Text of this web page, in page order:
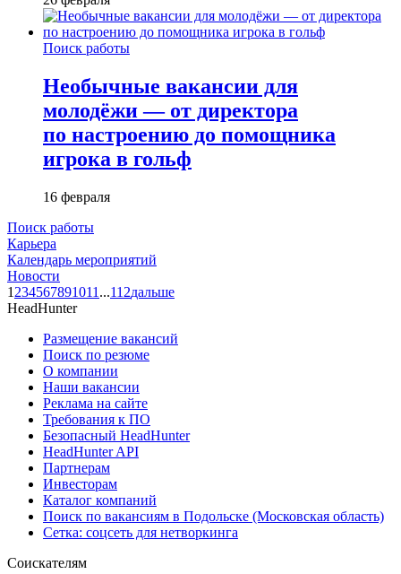
Поиск работы
Необычные вакансии для
молодёжи — от директора
по настроению до помощника
игрока в гольф
16 февраля
Поиск работы
Карьера
Календарь мероприятий
Новости
1 234567891011 ...112дальше
HeadHunter
Размещение вакансий
Поиск по резюме
О компании
Наши вакансии
Реклама на сайте
Требования к ПО
Безопасный HeadHunter
HeadHunter API
Партнерам
Инвесторам
Каталог компаний
Поиск по вакансиям в Подольске (Московская область)
Сетка: соцсеть для нетворкинга
Соискателям